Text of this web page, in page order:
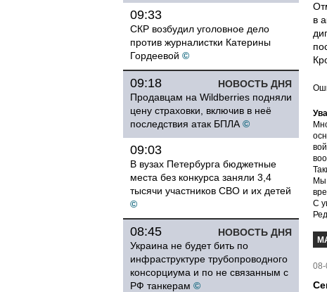
09:33
СКР возбудил уголовное дело
против журналистки Катерины
Гордеевой ©
НОВОСТЬ ДНЯ
09:18
Продавцам на Wildberries подняли
цену страховки, включив в неё
последствия атак БПЛА ©
09:03
В вузах Петербурга бюджетные
места без конкурса заняли 3,4
тысячи участников СВО и их детей
©
НОВОСТЬ ДНЯ
08:45
Украина не будет бить по
инфраструктуре трубопроводного
консорциума и по не связанным с
РФ танкерам ©
в
Мы
С